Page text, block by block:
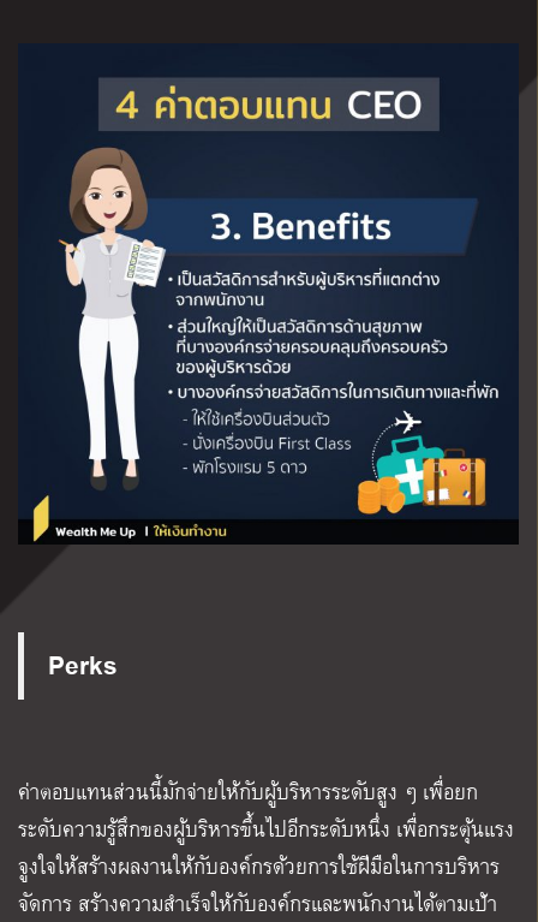
Perks
ค่าตอบแทนส่วนนี้มักจ่ายให้กับผู้บริหารระดับสูง ๆ เพื่อยก
ระดับความรู้สึกของผู้บริหารขึ้นไปอีกระดับหนึ่ง เพื่อกระตุ้นแรง
จูงใจให้สร้างผลงานให้กับองค์กรด้วยการใช้ฝีมือในการบริหาร
จัดการ สร้างความสำเร็จให้กับองค์กรและพนักงานได้ตามเป้า